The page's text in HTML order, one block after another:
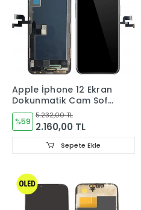
Apple İphone 12 Ekran
Dokunmatik Cam Soft
OLED
%59
5.232,00 TL
2.160,00 TL
Sepete Ekle